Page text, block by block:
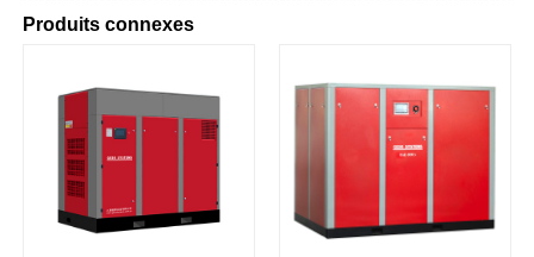
Produits connexes